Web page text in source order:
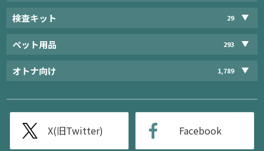
検査キット 29
ペット用品 293
オトナ向け 1,789
X(旧Twitter) Facebook